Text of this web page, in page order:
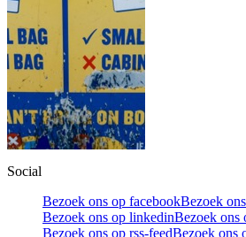
Social
Bezoek ons op facebookBezoek
Bezoek ons op linkedinBezoek ons
Bezoek ons op rss-feedBezoek ons